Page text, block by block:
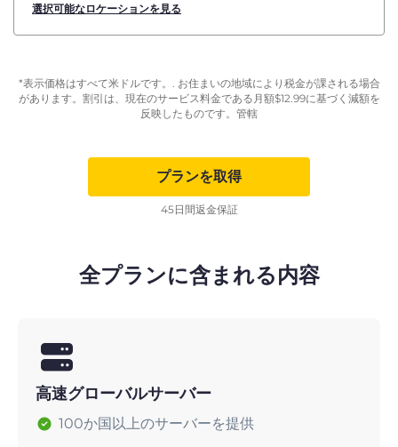
選択可能なロケーションを見る
*表示価格はすべて米ドルです。. お住まいの地域により税金が課される場合
があります。割引は、現在のサービス料金である月額$12.99に基づく減額を
反映したものです。管轄
プランを取得
45日間返金保証
全プランに含まれる内容
高速グローバルサーバー
100か国以上のサーバーを提供